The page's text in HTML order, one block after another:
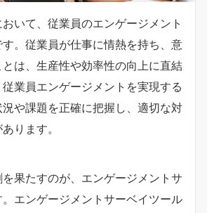
いて、従業員のエンゲージメント
。従業員が仕事に情熱を持ち、意
は、生産性や効率性の向上に直結
業員エンゲージメントを実現する
や課題を正確に把握し、適切な対
ります。
果たすのが、エンゲージメントサ
エンゲージメントサーベイツール